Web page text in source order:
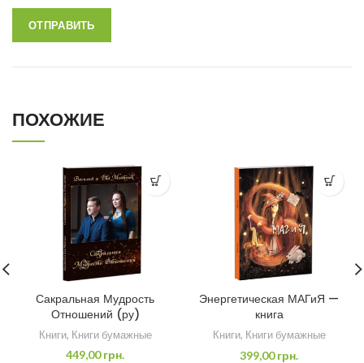
ПОХОЖИЕ
Сакральная Мудрость
Отношений (ру)
Книги, Книги бумажные
449,00грн.
Энергетическая МАГиЯ —
книга
Книги, Книги бумажные
399,00грн.